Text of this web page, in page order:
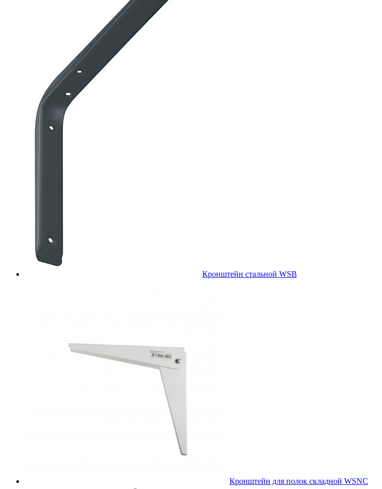
Кронштейн стальной WSB
Кронштейн для полок складной WSNC